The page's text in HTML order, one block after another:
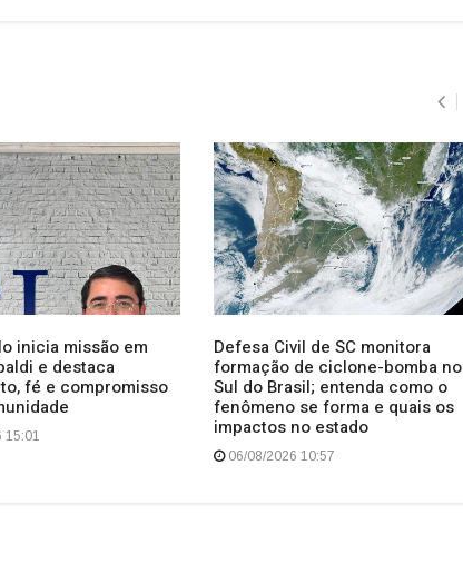
inicia missão em
e destaca
fé e compromisso
15:01
Defesa Civil de SC monitora
formação de ciclone-bomba no
Sul do Brasil; entenda como o
fenômeno se forma e quais os
impactos no estado
06/08/2026 10:57